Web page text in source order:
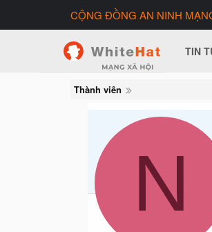
CỘNG ĐỒNG AN NINH
TIN
Thành viên
N